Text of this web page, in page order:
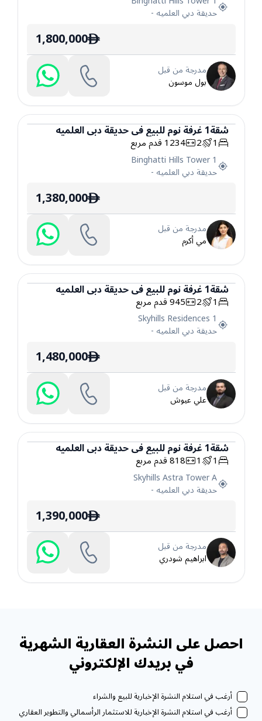
حديقة دبي العلميه -
ê
1,800,000
مدرجة من قبل
بول موسون
شقة
شقة1غرفة نومللبيعفيحديقة دبي العلميه
1
2
1234قدم مربع
Binghatti Hills Tower 1
حديقة دبي العلميه -
ê
1,380,000
مدرجة من قبل
مي أكرم
شقة
شقة1غرفة نومللبيعفيحديقة دبي العلميه
1
2
945قدم مربع
Skyhills Residences 1
حديقة دبي العلميه -
ê
1,480,000
مدرجة من قبل
علي عيوش
شقة
شقة1غرفة نومللبيعفيحديقة دبي العلميه
1
1
818قدم مربع
Skyhills Astra Tower A
حديقة دبي العلميه -
ê
1,390,000
مدرجة من قبل
ابراهيم شودري
احصل على النشرة العقارية الشهرية
في بريدك الإلكتروني
أرغب في استلام النشرة الإخبارية للبيع والشراء
أرغب في استلام النشرة الإخبارية للاستثمار الرأسمالي والتطوير العقاري